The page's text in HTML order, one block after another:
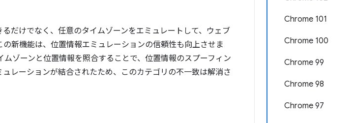
Chrome 101
Chrome 100
Chrome 99
Chrome 98
Chrome 97
るだけでなく、任意のタイムゾーンをエミュレートして、ウェブ
新機能は、位置情報エミュレーションの信頼性も向上させま
ゾーンと位置情報を照合することで、位置情報のスプーフィン
レーションが結合されたため、このカテゴリの不一致は解消さ